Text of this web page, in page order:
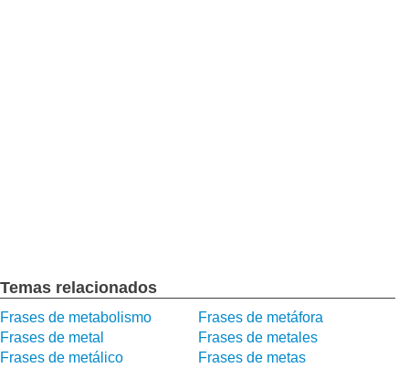
Temas relacionados
Frases de metabolismo
Frases de metáfora
Frases de metal
Frases de metales
Frases de metálico
Frases de metas